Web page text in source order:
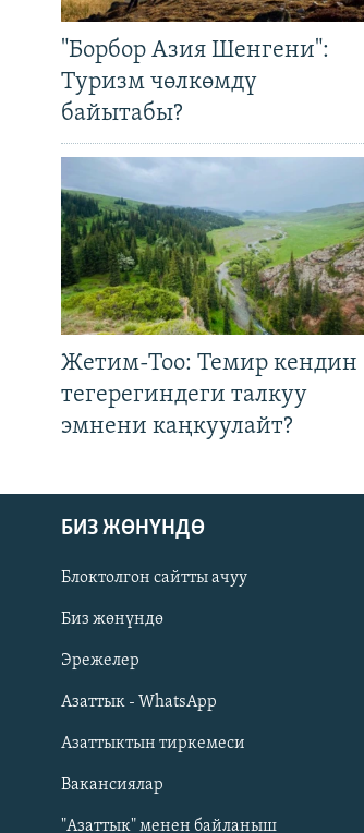
Русский
ОНЛАЙН ШЕРИНЕ
"Борбор Азия Шенгени":
Туризм чөлкөмдү
байытабы?
Жетим-Тоо: Темир кендин
тегерегиндеги талкуу
эмнени каңкуулайт?
БИЗ ЖӨНҮНДӨ
Блоктолгон сайтты ачуу
Биз жөнүндө
Эрежелер
Азаттык - WhatsApp
Азаттыктын тиркемеси
Вакансиялар
"Азаттык" менен байланыш